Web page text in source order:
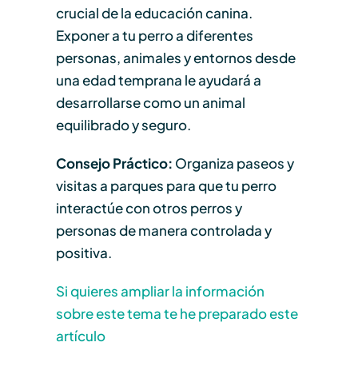
crucial de la educación canina.
Exponer a tu perro a diferentes
personas, animales y entornos desde
una edad temprana le ayudará a
desarrollarse como un animal
equilibrado y seguro.
Consejo Práctico: Organiza paseos y
visitas a parques para que tu perro
interactúe con otros perros y
personas de manera controlada y
positiva.
Si quieres ampliar la información
sobre este tema te he preparado este
artículo